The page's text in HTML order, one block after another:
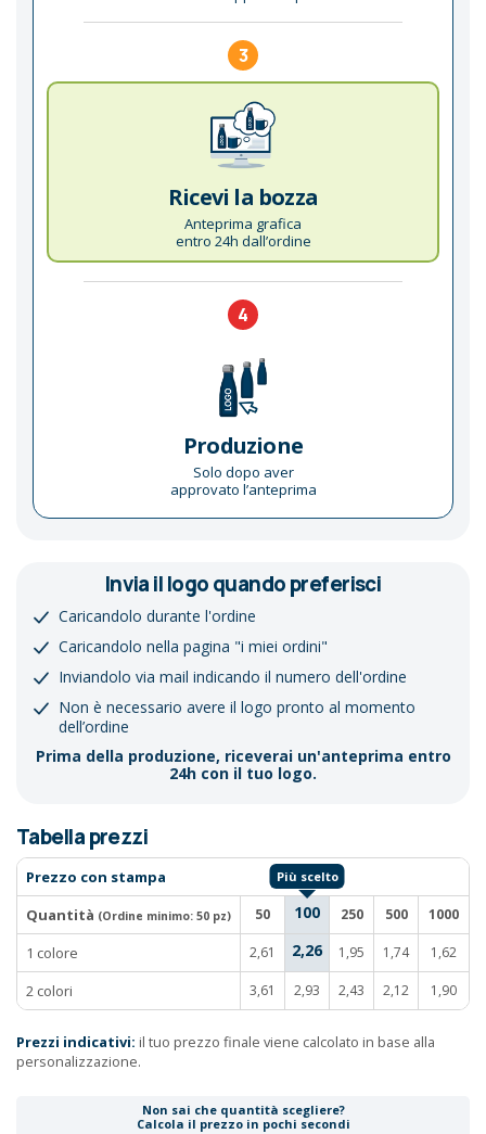
3
Ricevi la bozza
Anteprima grafica
entro 24h dall’ordine
4
Produzione
Solo dopo aver
approvato l’anteprima
Invia il logo quando preferisci
Caricandolo durante l'ordine
Caricandolo nella pagina "i miei ordini"
Inviandolo via mail indicando il numero dell'ordine
Non è necessario avere il logo pronto al momento
dell’ordine
Prima della produzione, riceverai un'anteprima entro
24h con il tuo logo.
Tabella prezzi
Prezzo con stampa
Quantità (Ordine minimo: 50 pz) 50 100 250 500 1000
1 colore 2,61 2,26 1,95 1,74 1,62
2 colori 3,61 2,93 2,43 2,12 1,90
Prezzi indicativi: il tuo prezzo finale viene calcolato in base alla
personalizzazione.
Non sai che quantità scegliere?
Calcola il prezzo in pochi secondi